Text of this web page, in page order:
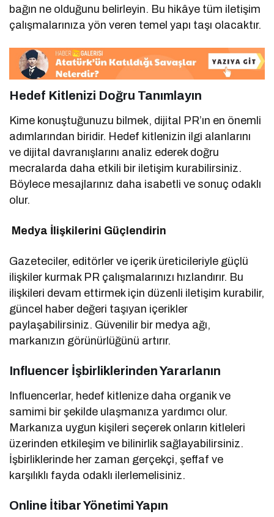
bağın ne olduğunu belirleyin. Bu hikâye tüm iletişim
çalışmalarınıza yön veren temel yapı taşı olacaktır.
Hedef Kitlenizi Doğru Tanımlayın
Kime konuştuğunuzu bilmek, dijital PR’ın en önemli
adımlarından biridir. Hedef kitlenizin ilgi alanlarını
ve dijital davranışlarını analiz ederek doğru
mecralarda daha etkili bir iletişim kurabilirsiniz.
Böylece mesajlarınız daha isabetli ve sonuç odaklı
olur.
Medya İlişkilerini Güçlendirin
Gazeteciler, editörler ve içerik üreticileriyle güçlü
ilişkiler kurmak PR çalışmalarınızı hızlandırır. Bu
ilişkileri devam ettirmek için düzenli iletişim kurabilir,
güncel haber değeri taşıyan içerikler
paylaşabilirsiniz. Güvenilir bir medya ağı,
markanızın görünürlüğünü artırır.
Influencer İşbirliklerinden Yararlanın
Influencerlar, hedef kitlenize daha organik ve
samimi bir şekilde ulaşmanıza yardımcı olur.
Markanıza uygun kişileri seçerek onların kitleleri
üzerinden etkileşim ve bilinirlik sağlayabilirsiniz.
İşbirliklerinde her zaman gerçekçi, şeffaf ve
karşılıklı fayda odaklı ilerlemelisiniz.
Online İtibar Yönetimi Yapın